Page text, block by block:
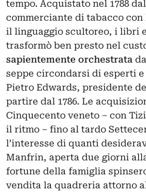
tempo. Acquistato nel 1788
commerciante di tabacco
il linguaggio scultoreo, i libri
trasformò ben presto nel
sapientemente orchestrata
seppe circondarsi di esperti
Pietro Edwards, presidente
partire dal 1786. Le
Cinquecento veneto – con
il ritmo – fino al tardo
l’interesse di quanti
Manfrin, aperta due giorni
fortune della famiglia
vendita la quadreria attorno